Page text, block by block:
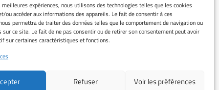
expériences, nous utilisons des technologies telles que les cookies
ou accéder aux informations des appareils. Le fait de consentir à ces
permettra de traiter des données telles que le comportement de navigation ou
sur ce site. Le fait de ne pas consentir ou de retirer son consentement peut avoir
sur certaines caractéristiques et fonctions.
Refuser Voir les préférences
Mentions légales
Gérer mes cookies
Politique de cookies
Déclaration de confidentialité
Cookie Policy (EU)